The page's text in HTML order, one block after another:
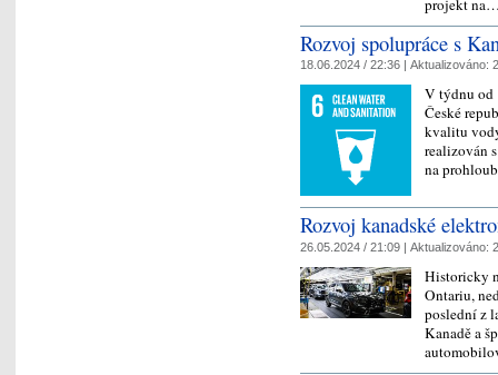
projekt
Rozvoj spolupráce s
18.06.2024 / 22:36 | Aktualizováno:
V týdnu od
České
kvalitu
realizován
na
Rozvoj kanadské
26.05.2024 / 21:09 | Aktualizováno:
Historicky
Ontariu,
poslední z
Kanadě a